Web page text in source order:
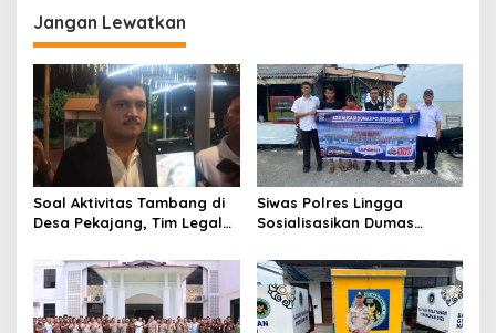
g
a
s
i
p
o
s
Jangan Lewatkan
Soal Aktivitas Tambang di
Desa Pekajang, Tim Legal
Memiliki IUP
Siwas Polres Lingga
Sosialisasikan Dumas
110, Permudah Akses
Pengaduan Masyarakat